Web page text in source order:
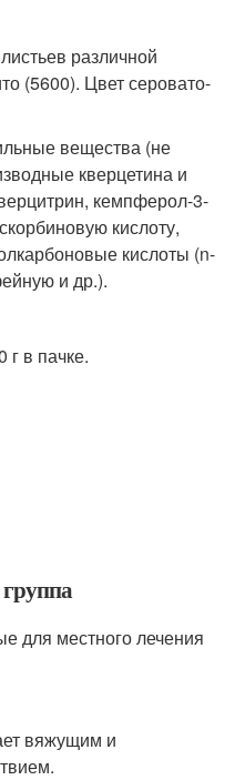
различной
(5600). Цвет серовато-
вещества (не
кверцетина и
кемпферол-3-
кислоту,
кислоты (n-
и др.).
г в пачке.
для местного лечения
вяжущим и